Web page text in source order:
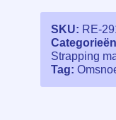
SKU: RE-
Strapping
Tag: